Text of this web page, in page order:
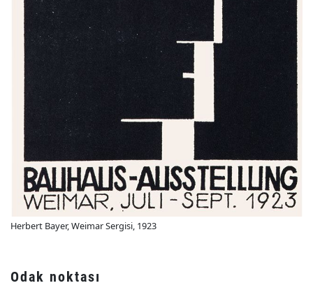
Herbert Bayer, Weimar Sergisi, 1923
Odak noktası